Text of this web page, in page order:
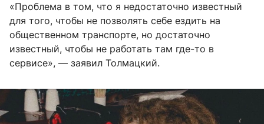
«Проблема в том, что я недостаточно известный
для того, чтобы не позволять себе ездить на
общественном транспорте, но достаточно
известный, чтобы не работать там где-то в
сервисе», — заявил Толмацкий.